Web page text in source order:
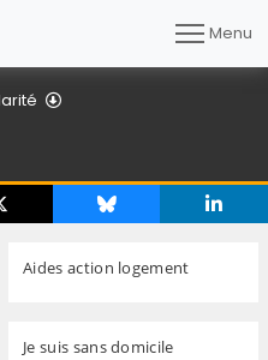
Menu
Aides action logement
Je suis sans domicile